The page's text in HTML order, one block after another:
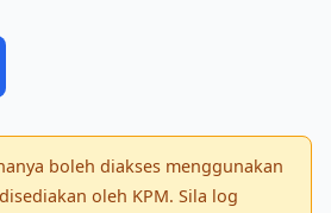
boleh diakses menggunakan
oleh KPM. Sila log